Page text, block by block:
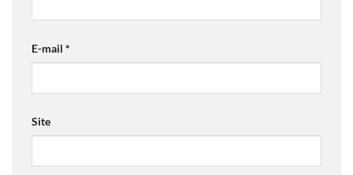
E-mail *
Site